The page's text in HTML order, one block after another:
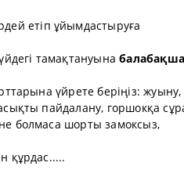
етіп ұйымдастыруға
тамақтануынабалабақша
үйрете беріңіз: жуыну,
пайдалану, горшокқа
болмаса шорты замоксыз,
құрдас.....